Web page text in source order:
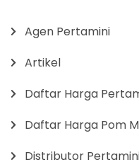
Agen Pertamini
Artikel
Daftar Harga
Daftar Harga Pom
Distributor